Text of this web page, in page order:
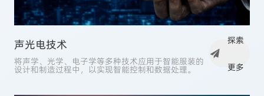
声光电技术
将声学、光学、电子学等多种技术应用于智能服装的
设计和制造过程中，以实现智能控制和数据处理。
探索
更多